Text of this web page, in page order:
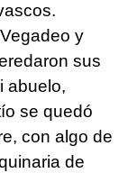
y
sus
abuelo,
se quedó
con algo de
de